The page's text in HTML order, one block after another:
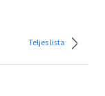
Teljes lista